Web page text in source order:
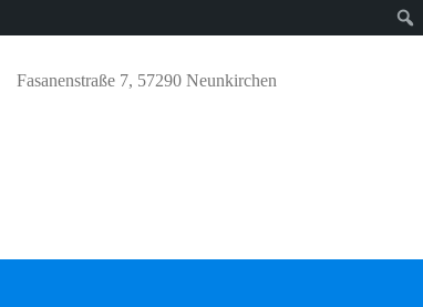
Fasanenstraße 7, 57290 Neunkirchen